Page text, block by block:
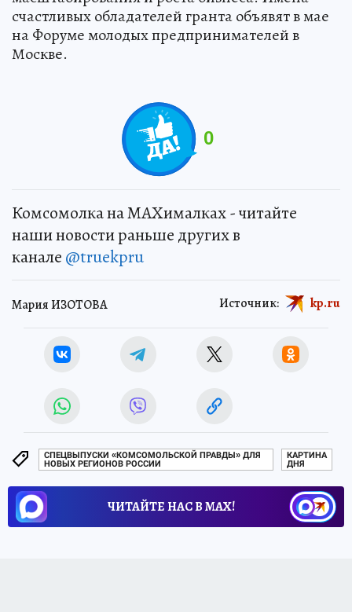
счастливых обладателей гранта объявят в мае
на Форуме молодых предпринимателей в
Москве.
0
Комсомолка на MAXималках - читайте
наши новости раньше других в
канале @truekpru
Мария ИЗОТОВА Источник: kp.ru
СПЕЦВЫПУСКИ «КОМСОМОЛЬСКОЙ ПРАВДЫ» ДЛЯ
НОВЫХ РЕГИОНОВ РОССИИ
КАРТИНА
ДНЯ
ЧИТАЙТЕ НАС В МАХ!